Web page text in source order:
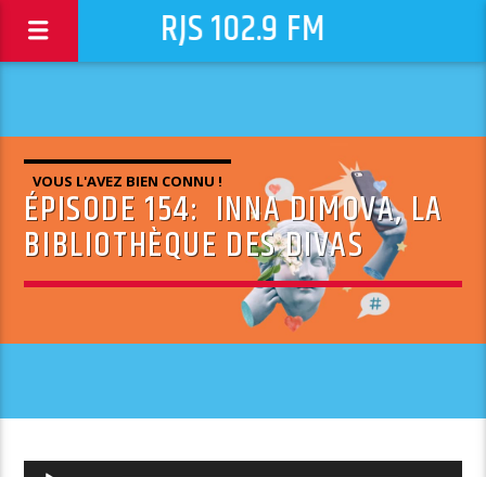
RJS 102.9 FM
VOUS L'AVEZ BIEN CONNU !
ÉPISODE 154: INNA DIMOVA, LA
BIBLIOTHÈQUE DES DIVAS
Lecteur